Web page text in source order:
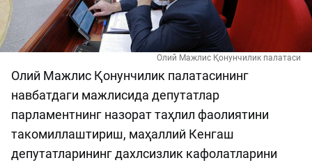
Олий Мажлис Қонунчилик палатаси
Олий Мажлис Қонунчилик палатасининг
навбатдаги мажлисида депутатлар
парламентнинг назорат таҳлил фаолиятини
такомиллаштириш, маҳаллий Кенгаш
депутатларининг дахлсизлик кафолатларини